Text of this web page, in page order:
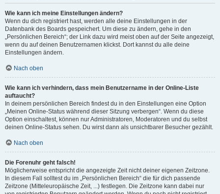
Wie kann ich meine Einstellungen ändern?
Wenn du dich registriert hast, werden alle deine Einstellungen in der
Datenbank des Boards gespeichert. Um diese zu ändern, gehe in den
„Persönlichen Bereich“; der Link dazu wird meist oben auf der Seite angezeigt,
wenn du auf deinen Benutzernamen klickst. Dort kannst du alle deine
Einstellungen ändern.
Nach oben
Wie kann ich verhindern, dass mein Benutzername in der Online-Liste
auftaucht?
In deinem persönlichen Bereich findest du in den Einstellungen eine Option
„Meinen Online-Status während dieser Sitzung verbergen“. Wenn du diese
Option einschaltest, können nur Administratoren, Moderatoren und du selbst
deinen Online-Status sehen. Du wirst dann als unsichtbarer Besucher gezählt.
Nach oben
Die Forenuhr geht falsch!
Möglicherweise entspricht die angezeigte Zeit nicht deiner eigenen Zeitzone.
In diesem Fall solltest du im „Persönlichen Bereich“ die für dich passende
Zeitzone (Mitteleuropäische Zeit, ...) festlegen. Die Zeitzone kann dabei nur